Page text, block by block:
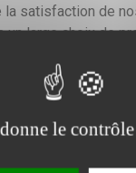
la satisfaction de
un large choix de
festives.
le